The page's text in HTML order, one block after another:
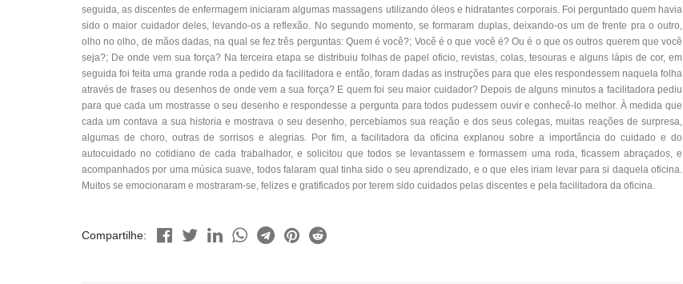
seguida, as discentes de enfermagem iniciaram algumas massagens utilizando óleos e hidratantes corporais. Foi perguntado quem havia
sido o maior cuidador deles, levando-os a reflexão. No segundo momento, se formaram duplas, deixando-os um de frente pra o outro,
olho no olho, de mãos dadas, na qual se fez três perguntas: Quem é você?; Você é o que você é? Ou é o que os outros querem que você
seja?; De onde vem sua força? Na terceira etapa se distribuiu folhas de papel oficio, revistas, colas, tesouras e alguns lápis de cor, em
seguida foi feita uma grande roda a pedido da facilitadora e então, foram dadas as instruções para que eles respondessem naquela folha
através de frases ou desenhos de onde vem a sua força? E quem foi seu maior cuidador? Depois de alguns minutos a facilitadora pediu
para que cada um mostrasse o seu desenho e respondesse a pergunta para todos pudessem ouvir e conhecê-lo melhor. À medida que
cada um contava a sua historia e mostrava o seu desenho, percebíamos sua reação e dos seus colegas, muitas reações de surpresa,
algumas de choro, outras de sorrisos e alegrias. Por fim, a facilitadora da oficina explanou sobre a importância do cuidado e do
autocuidado no cotidiano de cada trabalhador, e solicitou que todos se levantassem e formassem uma roda, ficassem abraçados, e
acompanhados por uma música suave, todos falaram qual tinha sido o seu aprendizado, e o que eles iriam levar para si daquela oficina.
Muitos se emocionaram e mostraram-se, felizes e gratificados por terem sido cuidados pelas discentes e pela facilitadora da oficina.
Compartilhe: